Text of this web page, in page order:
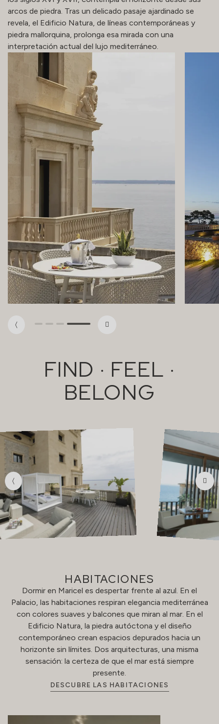
arcos de piedra. Tras un delicado pasaje ajardinado se
revela, el Edificio Natura, de líneas contemporáneas y
piedra mallorquina, prolonga esa mirada con una
interpretación actual del lujo mediterráneo.
FIND · FEEL ·
BELONG
HABITACIONES
Dormir en Maricel es despertar frente al azul. En el
Palacio, las habitaciones respiran elegancia mediterránea
con colores suaves y balcones que miran al mar. En el
Edificio Natura, la piedra autóctona y el diseño
contemporáneo crean espacios depurados hacia un
horizonte sin límites. Dos arquitecturas, una misma
sensación: la certeza de que el mar está siempre
presente.
DESCUBRE LAS HABITACIONES